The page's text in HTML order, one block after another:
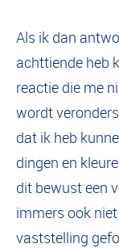
Als ik dan
achttiende heb
reactie die me
wordt
dat ik heb
dingen en
dit bewust een
immers ook
vaststelling